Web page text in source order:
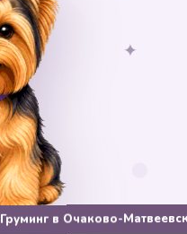
✦
Груминг в Очаково-